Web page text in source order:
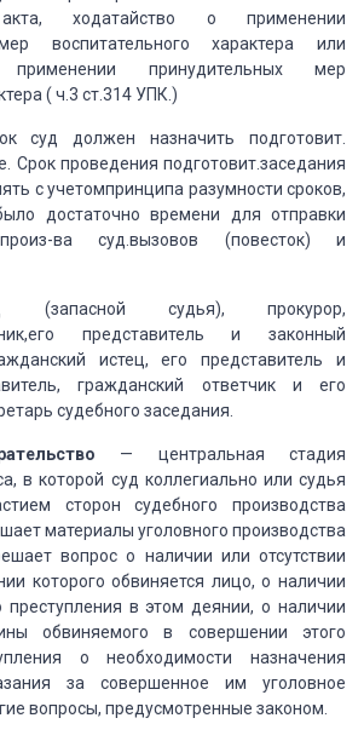
акта, ходатайство о применении
воспитательного характера или
принудительных мер
( ч.3 ст.314 УПК.)
суд должен назначить подготовит.
Срок проведения подготовит.заседания
с учетомпринципа разумности сроков,
достаточно времени для отправки
ва суд.вызовов (повесток) и
(запасной судья), прокурор,
представитель и законный
истец, его представитель и
гражданский ответчик и его
судебного заседания.
— центральная стадия
в которой суд коллегиально или судья
сторон судебного производства
материалы уголовного производства
вопрос о наличии или отсутствии
которого обвиняется лицо, о наличии
преступления в этом деянии, о наличии
обвиняемого в совершении этого
о необходимости назначения
за совершенное им уголовное
вопросы, предусмотренные законом.